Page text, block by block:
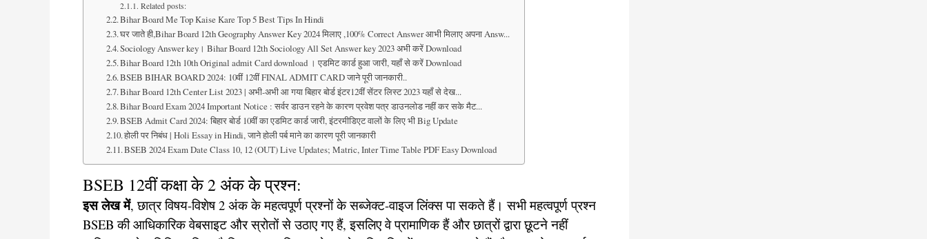
Related posts:
Bihar Board Me Top Kaise Kare Top 5 Best Tips In Hindi
घर जाते ही,Bihar Board 12th Geography Answer Key 2024 मिलाए ,100% Correct Answer आभी मिलाए अपना Answ...
Sociology Answer key। Bihar Board 12th Sociology All Set Answer key 2023 अभी करें Download
Bihar Board 12th 10th Original admit Card download । एडमिट कार्ड हुआ जारी, यहाँ से करें Download
BSEB BIHAR BOARD 2024: 10वीं 12वीं FINAL ADMIT CARD जाने पूरी जानकारी..
Bihar Board 12th Center List 2023 | अभी-अभी आ गया बिहार बोर्ड इंटर12वीं सेंटर लिस्ट 2023 यहाँ से देख...
Bihar Board Exam 2024 Important Notice : सर्वर डाउन रहने के कारण प्रवेश पत्र डाउनलोड नहीं कर सके मैट...
BSEB Admit Card 2024: बिहार बोर्ड 10वीं का एडमिट कार्ड जारी, इंटरमीडिएट वालों के लिए भी Big Update
होली पर निबंध | Holi Essay in Hindi, जाने होली पर्ब माने का कारण पूरी जानकारी
BSEB 2024 Exam Date Class 10, 12 (OUT) Live Updates; Matric, Inter Time Table PDF Easy Download
BSEB 12वीं कक्षा के 2 अंक के प्रश्न:
इस लेख में, छात्र विषय-विशेष 2 अंक के महत्वपूर्ण प्रश्नों के सब्जेक्ट-वाइज लिंक्स पा सकते हैं। सभी महत्वपूर्ण प्रश्न
BSEB की आधिकारिक वेबसाइट और स्रोतों से उठाए गए हैं, इसलिए वे प्रामाणिक हैं और छात्रों द्वारा छूटने नहीं